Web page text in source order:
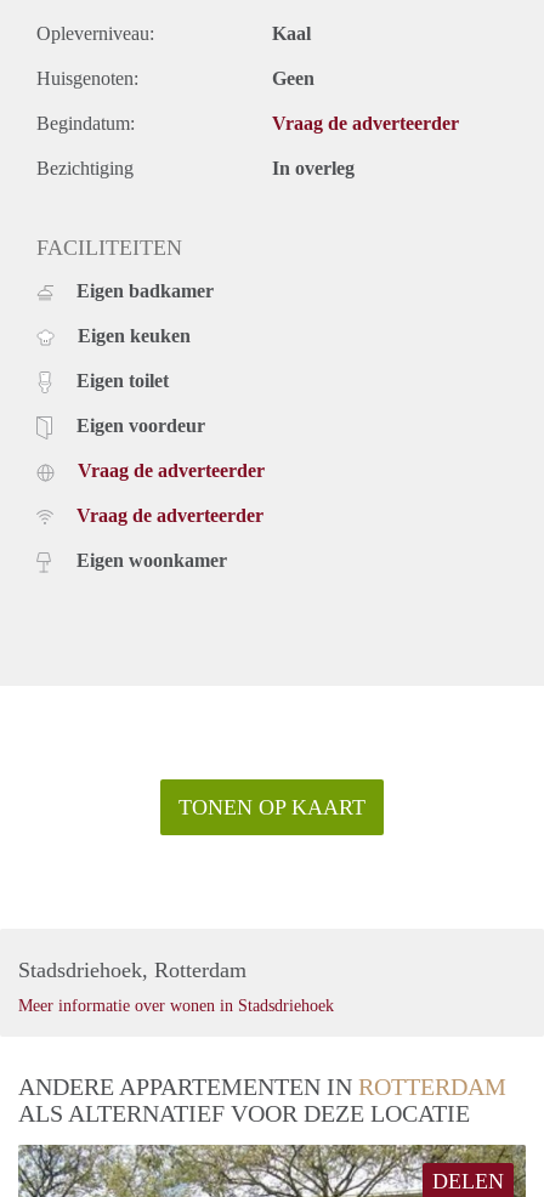
Opleverniveau: Kaal
Huisgenoten: Geen
Begindatum: Vraag de adverteerder
Bezichtiging In overleg
FACILITEITEN
Eigen badkamer
Eigen keuken
Eigen toilet
Eigen voordeur
Vraag de adverteerder
Vraag de adverteerder
Eigen woonkamer
TONEN OP KAART
Stadsdriehoek, Rotterdam
Meer informatie over wonen in Stadsdriehoek
ANDERE APPARTEMENTEN IN ROTTERDAM
ALS ALTERNATIEF VOOR DEZE LOCATIE
DELEN